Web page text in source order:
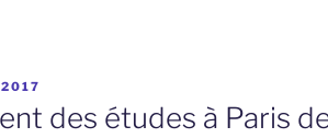
des études à Paris